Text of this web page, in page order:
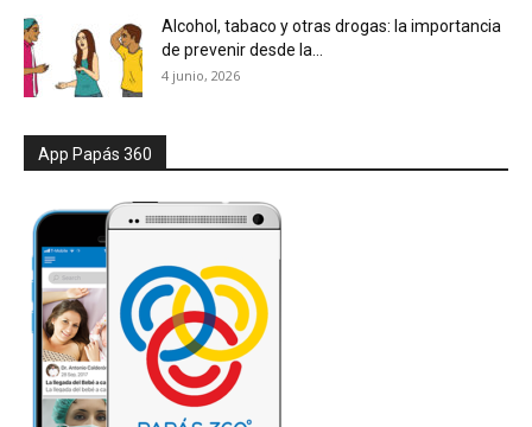
Alcohol, tabaco y otras drogas: la importancia
de prevenir desde la...
4 junio, 2026
App Papás 360